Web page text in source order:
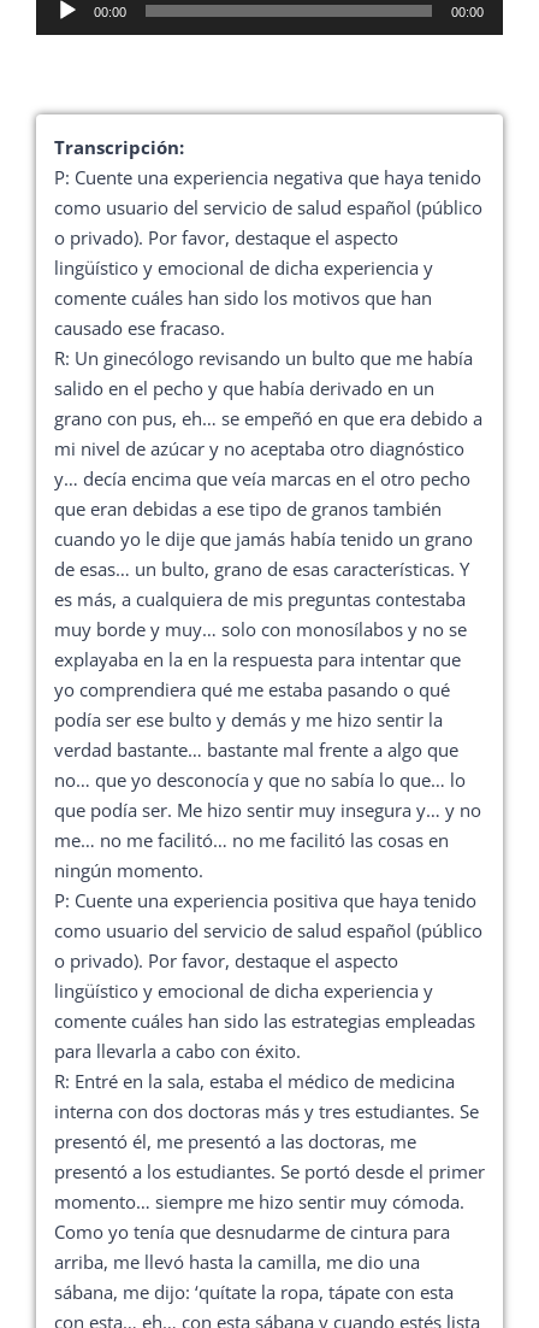
de
00:00 00:00
Transcripción:
P: Cuente una experiencia negativa que haya tenido
como usuario del servicio de salud español (público
o privado). Por favor, destaque el aspecto
lingüístico y emocional de dicha experiencia y
comente cuáles han sido los motivos que han
causado ese fracaso.
R: Un ginecólogo revisando un bulto que me había
salido en el pecho y que había derivado en un
grano con pus, eh… se empeñó en que era debido a
mi nivel de azúcar y no aceptaba otro diagnóstico
y… decía encima que veía marcas en el otro pecho
que eran debidas a ese tipo de granos también
cuando yo le dije que jamás había tenido un grano
de esas… un bulto, grano de esas características. Y
es más, a cualquiera de mis preguntas contestaba
muy borde y muy… solo con monosílabos y no se
explayaba en la en la respuesta para intentar que
yo comprendiera qué me estaba pasando o qué
podía ser ese bulto y demás y me hizo sentir la
verdad bastante… bastante mal frente a algo que
no… que yo desconocía y que no sabía lo que… lo
que podía ser. Me hizo sentir muy insegura y… y no
me… no me facilitó… no me facilitó las cosas en
ningún momento.
P: Cuente una experiencia positiva que haya tenido
como usuario del servicio de salud español (público
o privado). Por favor, destaque el aspecto
lingüístico y emocional de dicha experiencia y
comente cuáles han sido las estrategias empleadas
para llevarla a cabo con éxito.
R: Entré en la sala, estaba el médico de medicina
interna con dos doctoras más y tres estudiantes. Se
presentó él, me presentó a las doctoras, me
presentó a los estudiantes. Se portó desde el primer
momento… siempre me hizo sentir muy cómoda.
Como yo tenía que desnudarme de cintura para
arriba, me llevó hasta la camilla, me dio una
sábana, me dijo: ‘quítate la ropa, tápate con esta
con esta… eh… con esta sábana y cuando estés lista